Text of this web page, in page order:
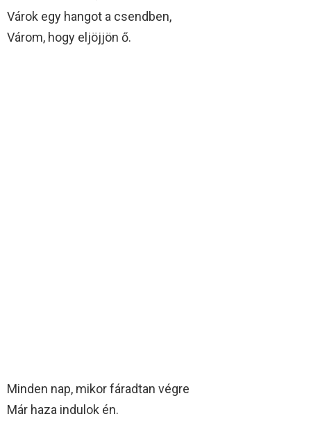
Várok egy hangot a csendben,
Várom, hogy eljöjjön ő.
Minden nap, mikor fáradtan végre
Már haza indulok én.